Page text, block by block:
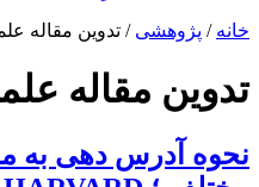
خانه / پژوهشی / تدوین مقاله
تدوین مقاله
نحوه آدرس دهی به